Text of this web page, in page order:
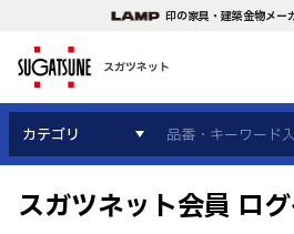
印の家具・建築金物メー
スガツネット
カテゴリ
スガツネット会員 ロ